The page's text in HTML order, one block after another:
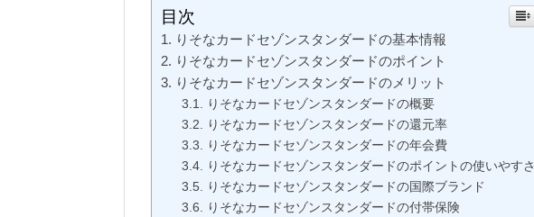
目次
りそなカードセゾンスタンダードの基本情報
りそなカードセゾンスタンダードのポイント
りそなカードセゾンスタンダードのメリット
りそなカードセゾンスタンダードの概要
りそなカードセゾンスタンダードの還元率
りそなカードセゾンスタンダードの年会費
りそなカードセゾンスタンダードのポイントの使いやすさ
りそなカードセゾンスタンダードの国際ブランド
りそなカードセゾンスタンダードの付帯保険